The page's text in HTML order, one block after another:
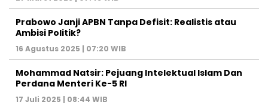
Prabowo Janji APBN Tanpa Defisit: Realistis atau
Ambisi Politik?
16 Agustus 2025 | 07:20 WIB
Mohammad Natsir: Pejuang Intelektual Islam Dan
Perdana Menteri Ke-5 RI
17 Juli 2025 | 08:44 WIB